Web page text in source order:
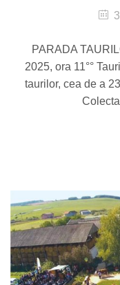
PARADA
2025, ora 11°°
taurilor, cea de a